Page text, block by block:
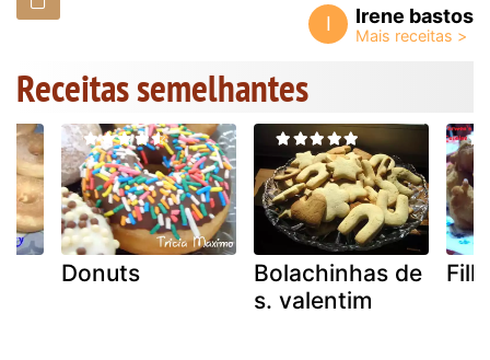
I Irene bastos
Receitas semelhantes
Donuts
Bolachinhas de
s. valentim